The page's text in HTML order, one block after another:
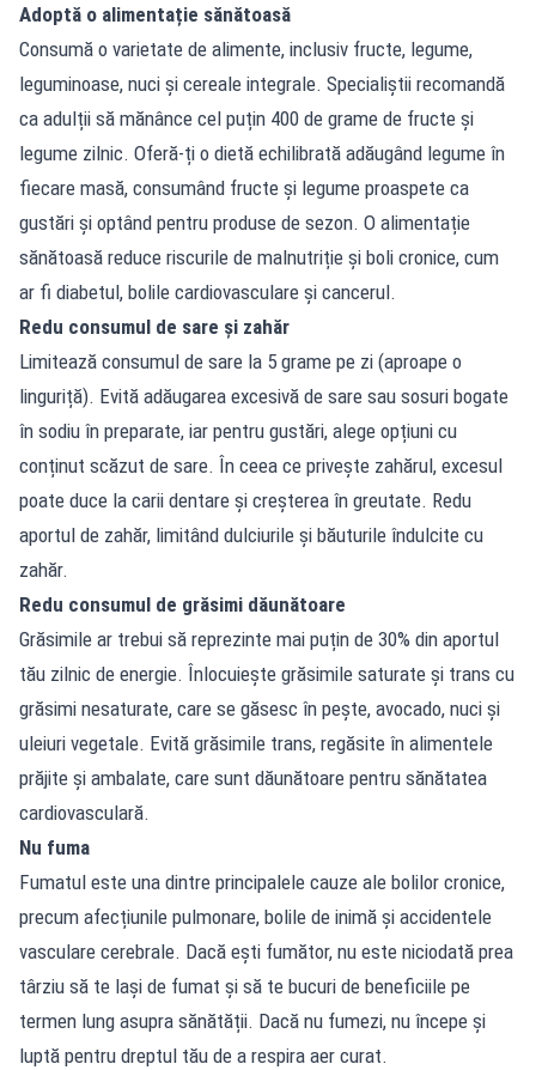
Adoptă o alimentație sănătoasă
Consumă o varietate de alimente, inclusiv fructe, legume,
leguminoase, nuci și cereale integrale. Specialiștii recomandă
ca adulții să mănânce cel puțin 400 de grame de fructe și
legume zilnic. Oferă-ți o dietă echilibrată adăugând legume în
fiecare masă, consumând fructe și legume proaspete ca
gustări și optând pentru produse de sezon. O alimentație
sănătoasă reduce riscurile de malnutriție și boli cronice, cum
ar fi diabetul, bolile cardiovasculare și cancerul.
Redu consumul de sare și zahăr
Limitează consumul de sare la 5 grame pe zi (aproape o
linguriță). Evită adăugarea excesivă de sare sau sosuri bogate
în sodiu în preparate, iar pentru gustări, alege opțiuni cu
conținut scăzut de sare. În ceea ce privește zahărul, excesul
poate duce la carii dentare și creșterea în greutate. Redu
aportul de zahăr, limitând dulciurile și băuturile îndulcite cu
zahăr.
Redu consumul de grăsimi dăunătoare
Grăsimile ar trebui să reprezinte mai puțin de 30% din aportul
tău zilnic de energie. Înlocuiește grăsimile saturate și trans cu
grăsimi nesaturate, care se găsesc în pește, avocado, nuci și
uleiuri vegetale. Evită grăsimile trans, regăsite în alimentele
prăjite și ambalate, care sunt dăunătoare pentru sănătatea
cardiovasculară.
Nu fuma
Fumatul este una dintre principalele cauze ale bolilor cronice,
precum afecțiunile pulmonare, bolile de inimă și accidentele
vasculare cerebrale. Dacă ești fumător, nu este niciodată prea
târziu să te lași de fumat și să te bucuri de beneficiile pe
termen lung asupra sănătății. Dacă nu fumezi, nu începe și
luptă pentru dreptul tău de a respira aer curat.